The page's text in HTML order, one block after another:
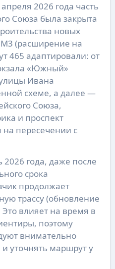
2026 года часть
Союза была закрыта
новых
(расширение на
465 адаптировали: от
«Южный»
Ивана
схеме, а далее —
Союза,
и проспект
на пересечении с
года, даже после
срока
продолжает
трассу (обновление
влияет на время в
поэтому
внимательно
уточнять маршрут у